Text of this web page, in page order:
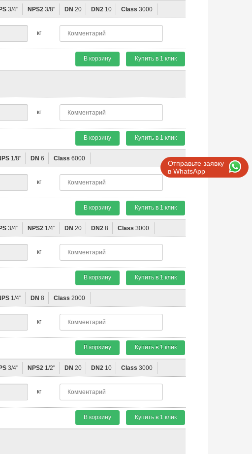
Отправьте заявку
в WhatsApp
3/4" NPS2 3/8" DN 20 DN2 10 Class 3000
кг
В корзину Купить в 1 клик
кг
В корзину Купить в 1 клик
1/8" DN 6 Class 6000
кг
В корзину Купить в 1 клик
3/4" NPS2 1/4" DN 20 DN2 8 Class 3000
кг
В корзину Купить в 1 клик
1/4" DN 8 Class 2000
кг
В корзину Купить в 1 клик
3/4" NPS2 1/2" DN 20 DN2 10 Class 3000
кг
В корзину Купить в 1 клик